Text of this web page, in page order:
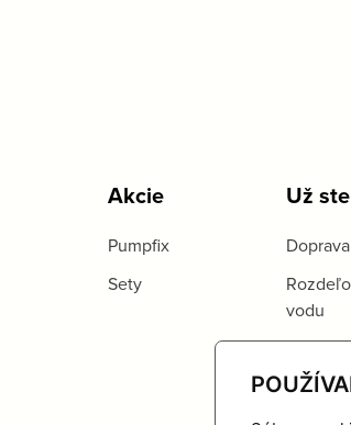
Akcie
Pumpfix
Sety
Už
vodu